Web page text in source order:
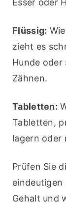
Flüssig:
zieht es
Hunde
Zähnen.
Tabletten:
Tabletten,
lagern oder
Prüfen Sie
Gehalt und